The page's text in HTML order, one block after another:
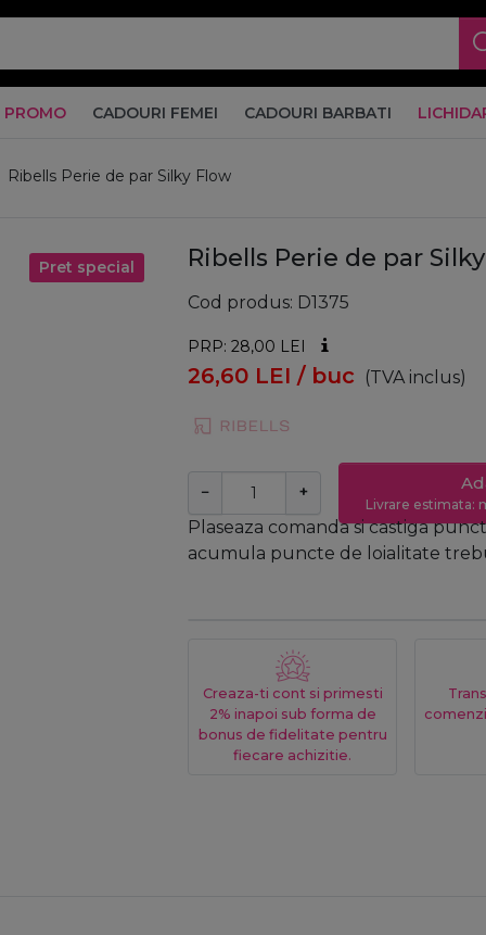
PROMO CADOURI FEMEI CADOURI BARBATI
Ribells Perie de par Silky Flow
Pret special Ribells Perie de par
Cod produs D1375
PRP: 28,00 LEI
26,60 LEI / buc (TVA inclus)
− +
Livrare estimata:
Plaseaza comanda si castiga
acumula puncte de loialitate
Creaza-ti cont si primesti
2% inapoi sub forma de
bonus de fidelitate pentru
fiecare achizitie.